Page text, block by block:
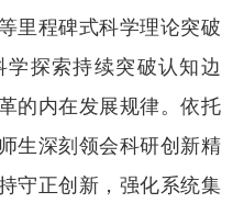
里程碑式科学理论突破
探索持续突破认知边
的内在发展规律。依托
生深刻领会科研创新精
守正创新，强化系统集